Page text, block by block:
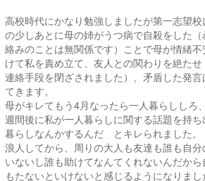
高校時代にかなり勉強しましたが第一志望
の少しあとに母の姉がうつ病で自殺をした
絡みのことは無関係です）ことで母が情緒
けて私を責め立て、友人との関わりを絶たせ
連絡手段を閉ざされました）、矛盾した発
てきます。
母がキレてもう4月なったら一人暮らししろ
週間後に私が一人暮らしに関する話題を持
暮らしなんかするんだ とキレられました。
浪人してから、周りの大人も友達も誰も自
いないし誰も助けてなんてくれないんだか
もたないといけないと感じるようになりま